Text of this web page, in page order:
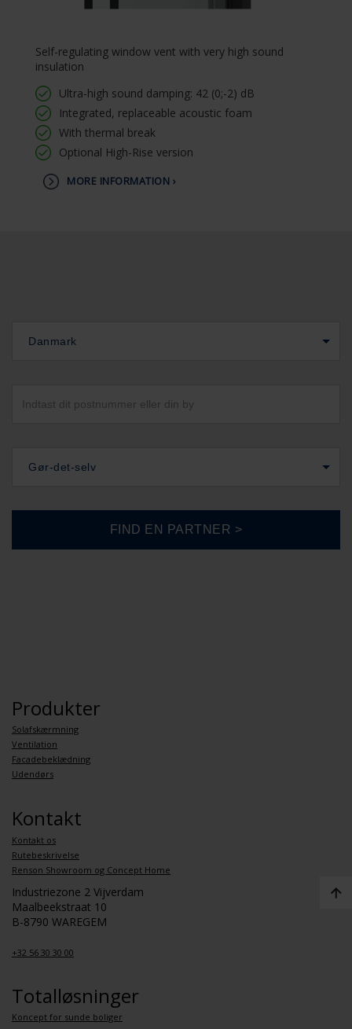
Self-regulating window vent with very high sound
insulation
Ultra-high sound damping: 42 (0;-2) dB
Integrated, replaceable acoustic foam
With thermal break
Optional High-Rise version
MORE INFORMATION ›
Danmark
Gør-det-selv
Produkter
Solafskærmning
Ventilation
Facadebeklædning
Udendørs
Kontakt
Kontakt os
Rutebeskrivelse
Renson Showroom og Concept Home
Industriezone 2 Vijverdam
Maalbeekstraat 10
B-8790 WAREGEM
+32 56 30 30 00
Totalløsninger
Koncept for sunde boliger